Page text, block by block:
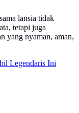
lansia tidak
tetapi juga
yang nyaman, aman,
Legendaris Ini